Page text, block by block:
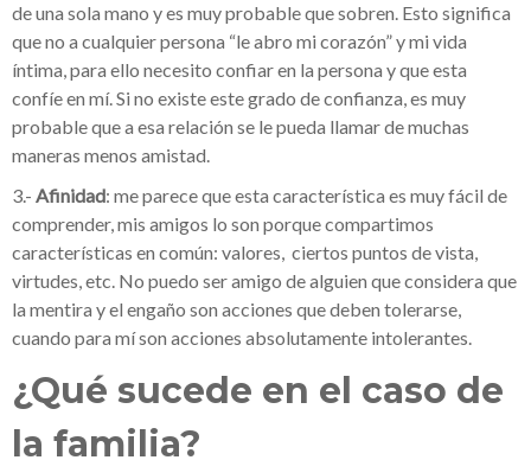
de una sola mano y es muy probable que sobren. Esto significa
que no a cualquier persona “le abro mi corazón” y mi vida
íntima, para ello necesito confiar en la persona y que esta
confíe en mí. Si no existe este grado de confianza, es muy
probable que a esa relación se le pueda llamar de muchas
maneras menos amistad.
3.- Afinidad: me parece que esta característica es muy fácil de
comprender, mis amigos lo son porque compartimos
características en común: valores, ciertos puntos de vista,
virtudes, etc. No puedo ser amigo de alguien que considera que
la mentira y el engaño son acciones que deben tolerarse,
cuando para mí son acciones absolutamente intolerantes.
¿Qué sucede en el caso de
la familia?